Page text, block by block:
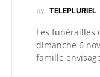
by TELEPLURIEL
Les funérailles
dimanche 6
famille